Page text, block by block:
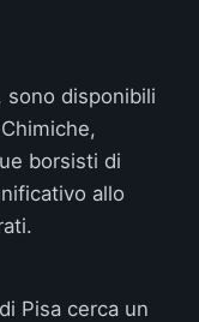
sono disponibili
,
borsisti di
allo
Pisa cerca un